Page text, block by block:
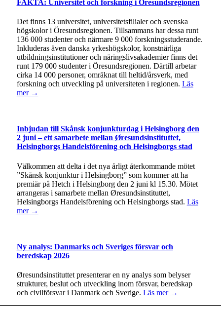
FAKTA: Universitet och forskning i Öresundsregionen
Det finns 13 universitet, universitetsfilialer och svenska
högskolor i Öresundsregionen. Tillsammans har dessa runt
136 000 studenter och närmare 9 000 forskningsstuderande.
Inkluderas även danska yrkeshögskolor, konstnärliga
utbildningsinstitutioner och näringslivsakademier finns det
runt 179 000 studenter i Öresundsregionen. Därtill arbetar
cirka 14 000 personer, omräknat till heltid/årsverk, med
forskning och utveckling på universiteten i regionen. Läs
mer →
Inbjudan till Skånsk konjunkturdag i Helsingborg den
2 juni – ett samarbete mellan Øresundsinstituttet,
Helsingborgs Handelsförening och Helsingborgs stad
Välkommen att delta i det nya årligt återkommande mötet
”Skånsk konjunktur i Helsingborg” som kommer att ha
premiär på Hetch i Helsingborg den 2 juni kl 15.30. Mötet
arrangeras i samarbete mellan Øresundsinstituttet,
Helsingborgs Handelsförening och Helsingborgs stad. Läs
mer →
Ny analys: Danmarks och Sveriges försvar och
beredskap 2026
Øresundsinstituttet presenterar en ny analys som belyser
strukturer, beslut och utveckling inom försvar, beredskap
och civilförsvar i Danmark och Sverige. Läs mer →